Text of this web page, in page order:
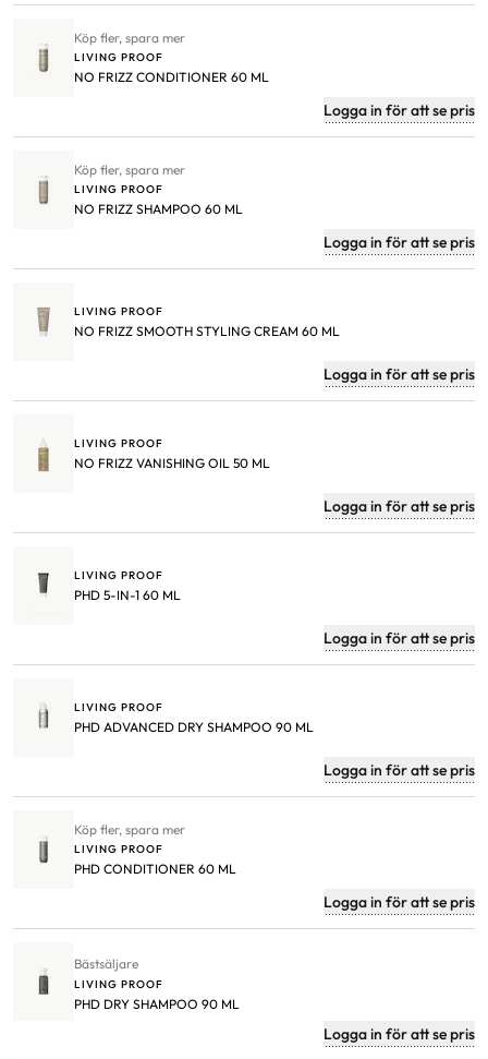
Köp fler, spara mer
LIVING PROOF
NO FRIZZ CONDITIONER 60 ML
Logga in för att se pris
Köp fler, spara mer
LIVING PROOF
NO FRIZZ SHAMPOO 60 ML
Logga in för att se pris
LIVING PROOF
NO FRIZZ SMOOTH STYLING CREAM 60 ML
Logga in för att se pris
LIVING PROOF
NO FRIZZ VANISHING OIL 50 ML
Logga in för att se pris
LIVING PROOF
PHD 5-IN-1 60 ML
Logga in för att se pris
LIVING PROOF
PHD ADVANCED DRY SHAMPOO 90 ML
Logga in för att se pris
Köp fler, spara mer
LIVING PROOF
PHD CONDITIONER 60 ML
Logga in för att se pris
Bästsäljare
LIVING PROOF
PHD DRY SHAMPOO 90 ML
Logga in för att se pris